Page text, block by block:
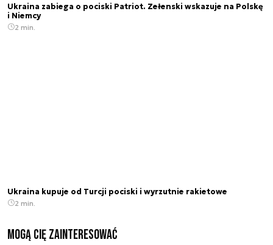
Ukraina zabiega o pociski Patriot. Zełenski wskazuje na Polskę
i Niemcy
2 min.
Ukraina kupuje od Turcji pociski i wyrzutnie rakietowe
2 min.
Mogą Cię zainteresować